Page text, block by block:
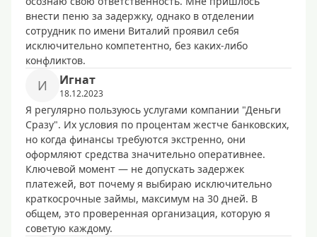
внести пеню за задержку, однако в отделении
сотрудник по имени Виталий проявил себя
исключительно компетентно, без каких-либо
конфликтов.
И Игнат
18.12.2023
Я регулярно пользуюсь услугами компании "Деньги
Сразу". Их условия по процентам жестче банковских,
но когда финансы требуются экстренно, они
оформляют средства значительно оперативнее.
Ключевой момент — не допускать задержек
платежей, вот почему я выбираю исключительно
краткосрочные займы, максимум на 30 дней. В
общем, это проверенная организация, которую я
советую каждому.